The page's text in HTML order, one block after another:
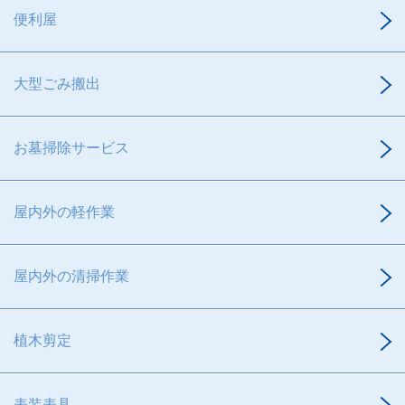
便利屋
大型ごみ搬出
お墓掃除サービス
屋内外の軽作業
屋内外の清掃作業
植木剪定